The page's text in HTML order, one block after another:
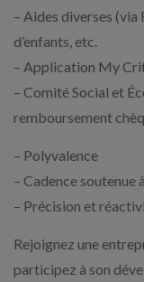
– Aides diverses
d’enfants, etc.
– Application My
– Comité Social et
remboursement
– Polyvalence
– Cadence soutenue
– Précision et
Rejoignez une
participez à son